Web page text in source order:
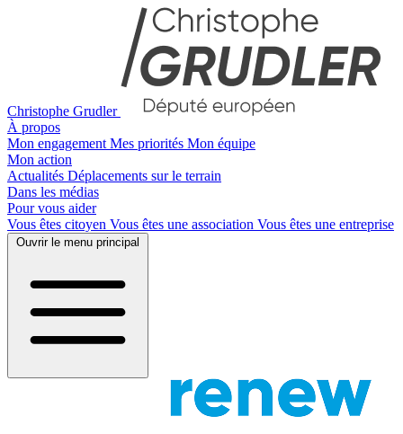
Christophe Grudler
À propos
Mon engagement Mes priorités Mon équipe
Mon action
Actualités Déplacements sur le terrain
Dans les médias
Pour vous aider
Vous êtes citoyen Vous êtes une association Vous êtes une entreprise
Ouvrir le menu principal